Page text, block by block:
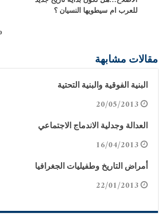
للعرب ام سيطويها النسيان ؟
مقالات مشابهة
البنية الفوقية والبنية التحتية
20/05/2013
العدالة وجدلية الاندماج الاجتماعي
16/04/2013
أمراض التاريخ وطفيليات الجغرافيا
22/01/2013